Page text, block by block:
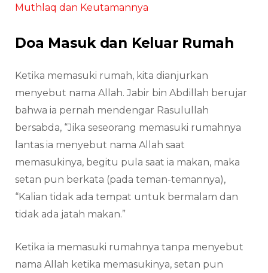
Muthlaq dan Keutamannya
Doa Masuk dan Keluar Rumah
Ketika memasuki rumah, kita dianjurkan
menyebut nama Allah. Jabir bin Abdillah berujar
bahwa ia pernah mendengar Rasulullah
bersabda, “Jika seseorang memasuki rumahnya
lantas ia menyebut nama Allah saat
memasukinya, begitu pula saat ia makan, maka
setan pun berkata (pada teman-temannya),
“Kalian tidak ada tempat untuk bermalam dan
tidak ada jatah makan.”
Ketika ia memasuki rumahnya tanpa menyebut
nama Allah ketika memasukinya, setan pun